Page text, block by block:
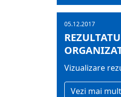
05.12.2017
Vizualizare
Vezi mai mult